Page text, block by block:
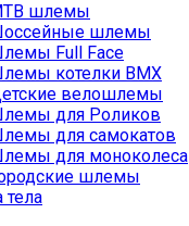
шлемы
шлемы
Full Face
котелки BMX
велошлемы
для Роликов
для самокатов
для моноколеса
шлемы
тела